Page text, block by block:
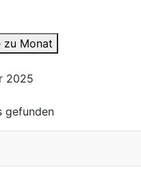
zu Monat
2025
gefunden